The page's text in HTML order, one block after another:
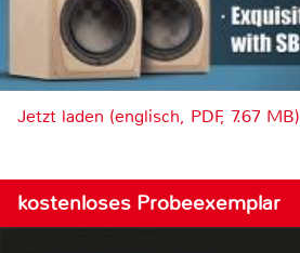
Jetzt laden (englisch, PDF, 7.67 MB)
kostenloses Probeexemplar